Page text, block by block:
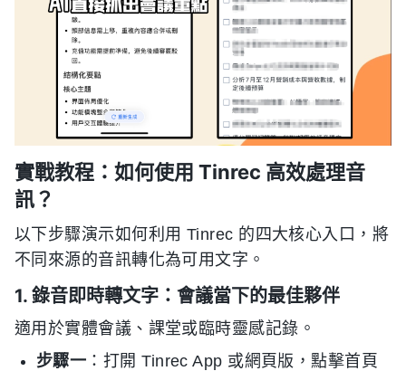
實戰教程：如何使用 Tinrec 高效處理音
訊？
以下步驟演示如何利用 Tinrec 的四大核心入口，將
不同來源的音訊轉化為可用文字。
1. 錄音即時轉文字：會議當下的最佳夥伴
適用於實體會議、課堂或臨時靈感記錄。
步驟一 ：打開 Tinrec App 或網頁版，點擊首頁